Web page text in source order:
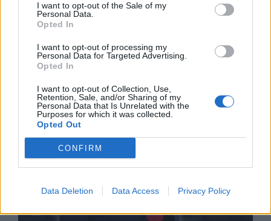
I want to opt-out of the Sale of my
Personal Data.
Opted In
I want to opt-out of processing my
Personal Data for Targeted Advertising.
Opted In
I want to opt-out of Collection, Use,
Retention, Sale, and/or Sharing of my
Personal Data that Is Unrelated with the
Purposes for which it was collected.
Opted Out
CONFIRM
Data Deletion Data Access Privacy Policy
Природен газ от Кипър ще потече към
Европа през 2028 година